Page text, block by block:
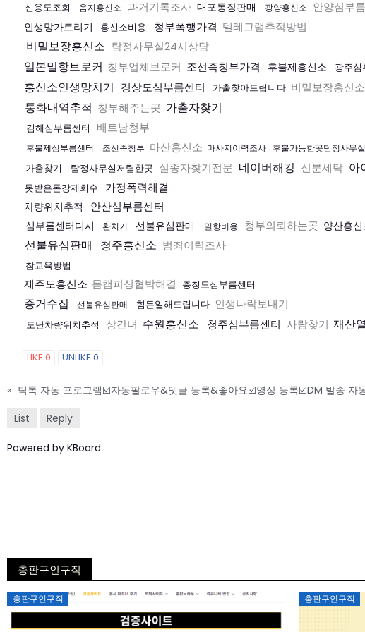
신용도조회 음지흥신소 과거기록조사 대포통장판매 광양흥신소 안양심부
인생망가트리기
흥신소비용 청부폭행가격 텔레그램추적방법
비밀보장흥신소 탐정사무실24시상담
일본밀항브로커 청부업체브로커 조선족청부가격 후불제흥신소 광주심
흥신소인생망치기 경상도심부름센터 가출찾아드립니다 비밀보장흥신소
통화내역추적 청부해주는곳 가출자찾기
김해심부름센터 배트남청부
후불제심부름센터 조선족청부 마산흥신소 마사지이력조사 후불가능한곳탐정사무실
가출찾기 탐정사무실저렴한곳 실종자찾기전문 네이버해킹 신분세탁 아
못받은돈강제회수 가정폭력해결
차량위치추적 안산심부름센터
심부름센터디시 환치기 선불유심판매 밀항비용 청부의뢰하는곳 양산흥신
선불유심판매 청주흥신소 범죄이력조사
참교육방법
제주도흥신소 몸캠피싱협박해결 충청도심부름센터
증거수집 선불유심판매 힘든일해드립니다 인생나락보내기
도난차량위치추적 상간녀 수원흥신소 청주심부름센터 사람찾기 재산
LIKE 0 UNLIKE 0
« 틱톡 자동 프로그램☑️자동팔로우&댓글 등록&좋아요☑️영상 등록☑️DM 발송 자
List
Reply
Powered by KBoard
총판구인구직
총판구인구직
Posted
on
총판구인구직
Posted
on